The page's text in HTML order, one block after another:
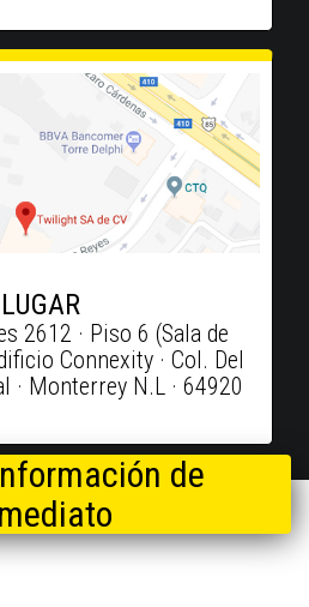
LUGAR
2612 · Piso 6 (Sala de
Connexity · Col. Del
· Monterrey N.L · 64920
de